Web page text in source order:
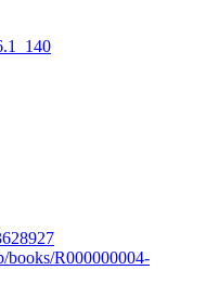
books/R000000004-